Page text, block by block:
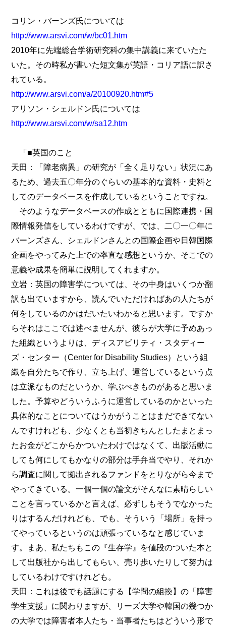
コリン・バーンズ氏については
http://www.arsvi.com/w/bc01.htm
2010年に先端総合学術研究科の集中講義に来ていたた
いた。その時私が書いた短文集が英語・コリア語に訳さ
れている。
http://www.arsvi.com/a/20100920.htm#5
アリソン・シェルドン氏については
http://www.arsvi.com/w/sa12.htm
「■英国のこと
天田：「障老病異」の研究が「全く足りない」状況にあ
るため、過去五〇年分のぐらいの基本的な資料・史料と
してのデータベースを作成しているということですね。
そのようなデータベースの作成とともに国際連携・国
際情報発信をしているわけですが、では、二〇一〇年に
バーンズさん、シェルドンさんとの国際企画や日韓国際
企画をやってみた上での率直な感想というか、そこでの
意義や成果を簡単に説明してくれますか。
立岩：英国の障害学については、その中身はいくつか翻
訳も出ていますから、読んでいただければあの人たちが
何をしているのかはだいたいわかると思います。ですか
らそれはここでは述べませんが、彼らが大学に予めあっ
た組織というよりは、ディスアビリティ・スタディー
ズ・センター（Center for Disability Studies）という組
織を自分たちで作り、立ち上げ、運営しているという点
は立派なものだというか、学ぶべきものがあると思いま
した。予算やどういうふうに運営しているのかといった
具体的なことについてはうかがうことはまだできてない
んですけれども、少なくとも当初きちんとしたまとまっ
たお金がどこからかついたわけではなくて、出版活動に
しても何にしてもかなりの部分は手弁当でやり、それか
ら調査に関して拠出されるファンドをとりながら今まで
やってきている。一個一個の論文がそんなに素晴らしい
ことを言っているかと言えば、必ずしもそうでなかった
りはするんだけれども、でも、そういう「場所」を持っ
てやっているというのは頑張っているなと感じていま
す。まあ、私たちもこの『生存学』を値段のついた本と
して出版社から出してもらい、売り歩いたりして努力は
しているわけですけれども。
天田：これは後でも話題にする【学問の組換】の「障害
学生支援」に関わりますが、リーズ大学や韓国の幾つか
の大学では障害者本人たち・当事者たちはどういう形で